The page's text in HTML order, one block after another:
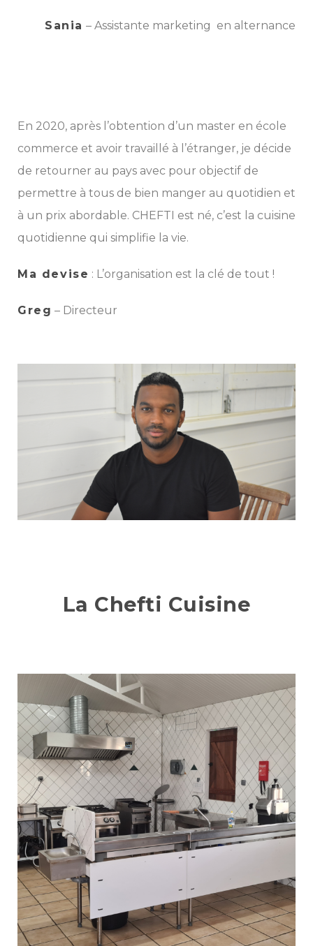
Sania – Assistante marketing en alternance
En 2020, après l’obtention d’un master en école
commerce et avoir travaillé à l’étranger, je décide
de retourner au pays avec pour objectif de
permettre à tous de bien manger au quotidien et
à un prix abordable. CHEFTI est né, c’est la cuisine
quotidienne qui simplifie la vie.
Ma devise : L’organisation est la clé de tout !
Greg – Directeur
La Chefti Cuisine